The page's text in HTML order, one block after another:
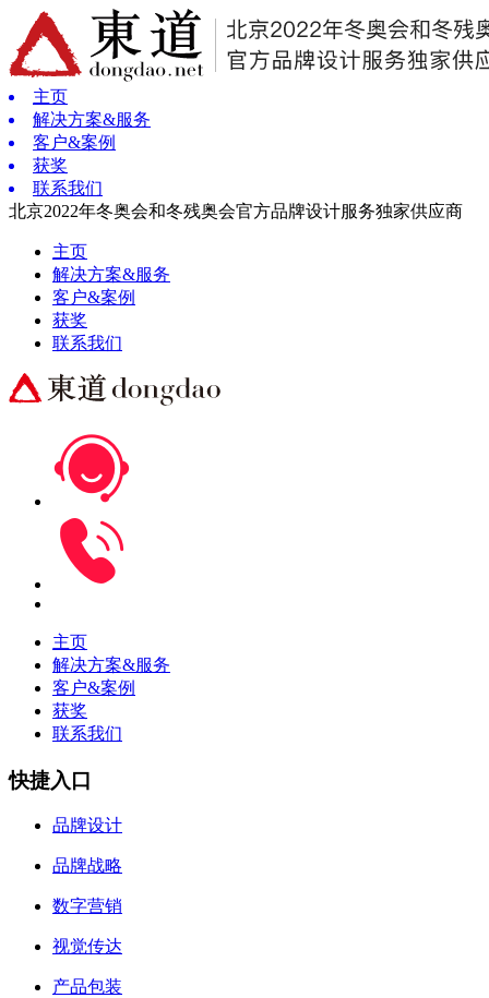
主页
解决方案&服务
客户&案例
获奖
联系我们
北京2022年冬奥会和冬残奥会官方品牌设计服务独家供应商
主页
解决方案&服务
客户&案例
获奖
联系我们
主页
解决方案&服务
客户&案例
获奖
联系我们
快捷入口
品牌设计
品牌战略
数字营销
视觉传达
产品包装